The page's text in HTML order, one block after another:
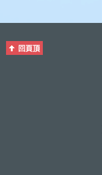
回頁頂